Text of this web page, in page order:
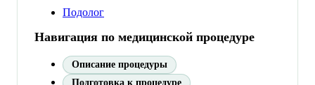
Подолог
Навигация по медицинской процедуре
Описание процедуры
Подготовка к процедуре